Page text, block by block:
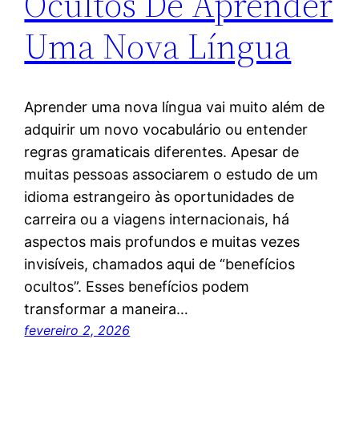
Uma Nova Língua
Aprender uma nova língua vai muito além de
adquirir um novo vocabulário ou entender
regras gramaticais diferentes. Apesar de
muitas pessoas associarem o estudo de um
idioma estrangeiro às oportunidades de
carreira ou a viagens internacionais, há
aspectos mais profundos e muitas vezes
invisíveis, chamados aqui de “benefícios
ocultos”. Esses benefícios podem
transformar a maneira…
fevereiro 2, 2026